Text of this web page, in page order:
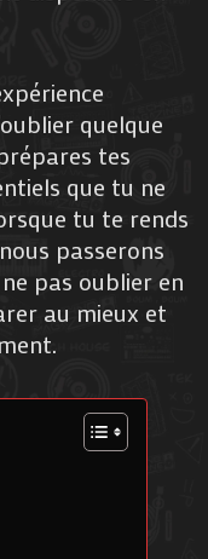
quelque
tes
que tu ne
tu te rends
passerons
pas oublier en
au mieux et